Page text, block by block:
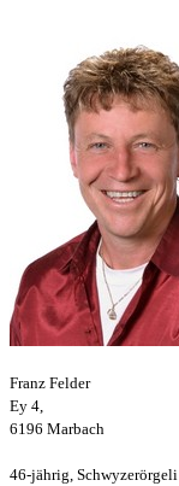
Franz Felder
Ey 4,
6196 Marbach
46-jährig, Schwyzerörgeli